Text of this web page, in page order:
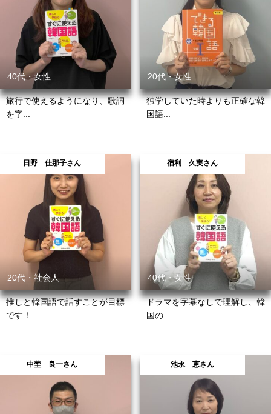
40代・女性
旅行で使えるようになり、歌詞
を字...
20代・女性
独学していた時よりも正確な韓
国語...
日野 佳那子さん
20代・社会人
推しと韓国語で話すことが目標
です！
宿利 久実さん
40代・女性
ドラマを字幕なしで理解し、韓
国の...
中埜 良一さん 池永 恵さん